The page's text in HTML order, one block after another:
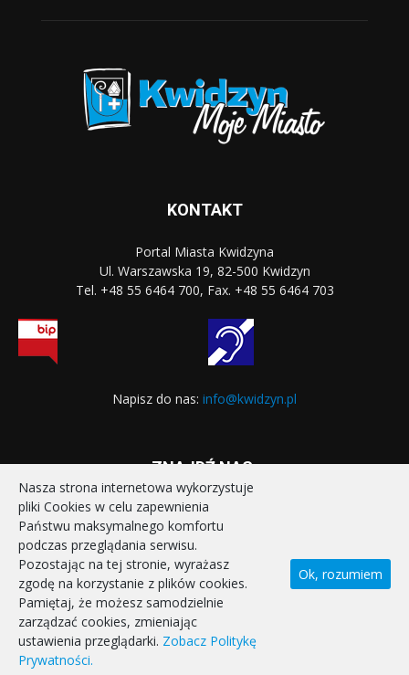
KONTAKT
Portal Miasta Kwidzyna
Ul. Warszawska 19, 82-500 Kwidzyn
Tel. +48 55 6464 700, Fax. +48 55 6464 703
Napisz do nas: info@kwidzyn.pl
ZNAJDŹ NAS:
STRONA GŁÓWNA
REALIZOWANE PROJEKTY
POLITYKA PRYWATNOŚCI
DEKLARACJA DOSTĘPNOŚCI
KONTAKT
Nasza strona internetowa wykorzystuje
pliki Cookies w celu zapewnienia
Państwu maksymalnego komfortu
podczas przeglądania serwisu.
Pozostając na tej stronie, wyrażasz
zgodę na korzystanie z plików cookies.
Pamiętaj, że możesz samodzielnie
zarządzać cookies, zmieniając
ustawienia przeglądarki. Zobacz Politykę
Prywatności.
Ok, rozumiem